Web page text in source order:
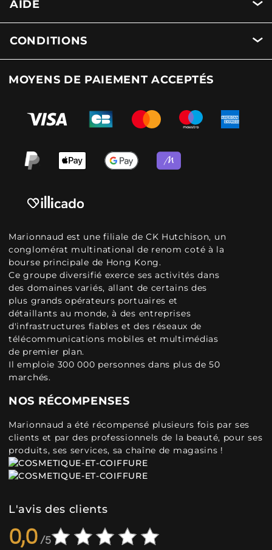
AIDE
CONDITIONS
MOYENS DE PAIEMENT ACCEPTÉS
Marionnaud est une filiale de CK Hutchison, un
conglomérat multinational de renom coté à la
bourse principale de Hong Kong.
Ce groupe diversifié exerce ses activités dans
des domaines variés, allant de certains des
plus grands opérateurs portuaires et
détaillants au monde, à des entreprises
d'infrastructures fiables et des réseaux de
télécommunications mobiles et multimédias
de premier plan.
Il emploie 300 000 personnes dans plus de 50
marchés.
NOS RÉCOMPENSES
Marionnaud a été récompensé plusieurs fois par ses
clients et par des professionnels de la beauté, pour ses
produits, ses services, sa chaîne de magasins !
L'avis des clients
0,0